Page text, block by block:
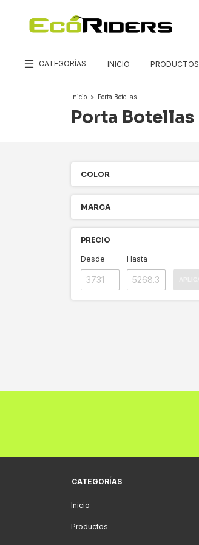
CATEGORÍAS INICIO PRODUCTOS
Inicio > Porta Botellas
Porta Botellas
COLOR
MARCA
PRECIO
Desde Hasta
CATEGORÍAS
Inicio
Productos